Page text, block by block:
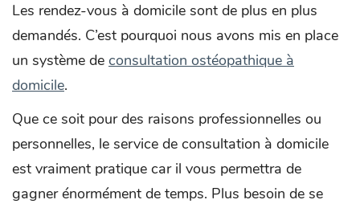
Les rendez-vous à domicile sont de plus en plus
demandés. C’est pourquoi nous avons mis en place
un système de consultation ostéopathique à
domicile.
Que ce soit pour des raisons professionnelles ou
personnelles, le service de consultation à domicile
est vraiment pratique car il vous permettra de
gagner énormément de temps. Plus besoin de se